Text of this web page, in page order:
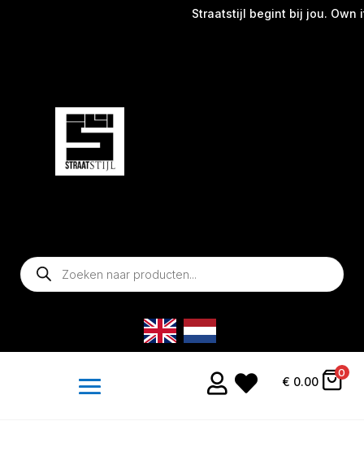
Straatstijl begint bij jou. Own
Producten
zoeken
  € 0.00
0